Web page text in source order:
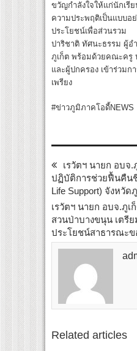
ขวัญกำลังใจให้แก่นักเรี
ความประพฤติเป็นแบบอ
ประโยชน์เพื่อส่วนรว
ปาริชาติ ทัศนะธรรม ผู้อ
ภูเก็ต พร้อมด้วยคณะครู
และผู้ปกครอง เข้าร่วมก
เพรียง
#ข่าวภูมิภาคโอดี้NEWS
เรวัตฯ นายก อบจ
ปฏิบัติการช่วยฟื้นคืน
Life Support) จังหวัด
เรวัตฯ นายก อบจ.ภูเ
สวนป่าบางขนุน เตรี
ประโยชน์สาธารณะ
Related articles